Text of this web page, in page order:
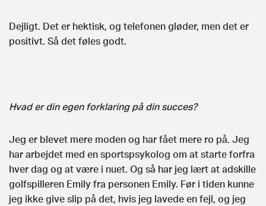
Dejligt. Det er hektisk, og telefonen gløder, men det er
positivt. Så det føles godt.
Hvad er din egen forklaring på din succes?
Jeg er blevet mere moden og har fået mere ro på. Jeg
har arbejdet med en sportspsykolog om at starte forfra
hver dag og at være i nuet. Og så har jeg lært at adskille
golfspilleren Emily fra personen Emily. Før i tiden kunne
jeg ikke give slip på det, hvis jeg lavede en fejl, og jeg